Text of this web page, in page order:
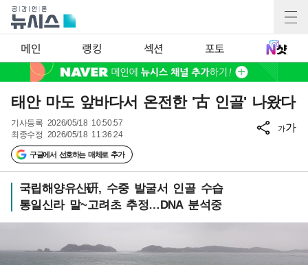
메인 랭킹 섹션 포토
태안 마도 앞바다서 온전한 '古 인골' 나왔다
기사등록 2026/05/18 10:50:57
최종수정 2026/05/18 11:36:24
구글에서 선호하는 매체로 추가
가가
국립해양유산硏, 수중 발굴서 인골 수습
통일신라 말~고려초 추정…DNA 분석중